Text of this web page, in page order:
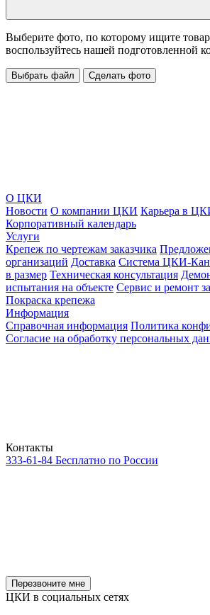
Выберите фото, по которому ищите
воспользуйтесь нашей подготовленной
Выбрать файл Сделать фото
О ЦКИ
Новости О компании ЦКИ Карьера в
Корпоративный календарь
Услуги
Крепеж по чертежам заказчика
организаций Доставка Система ЦКИ-
в размер Техническая консультация
испытания на объекте Сервис и ремонт
Покраска крепежа
Информация
Справочная информация Политика
Согласие на обработку персональных
Контакты
333-61-84 Бесплатно по России
Перезвоните мне
ЦКИ в социальных сетях